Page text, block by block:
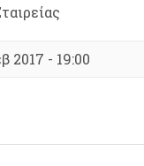
2017 - 19:00